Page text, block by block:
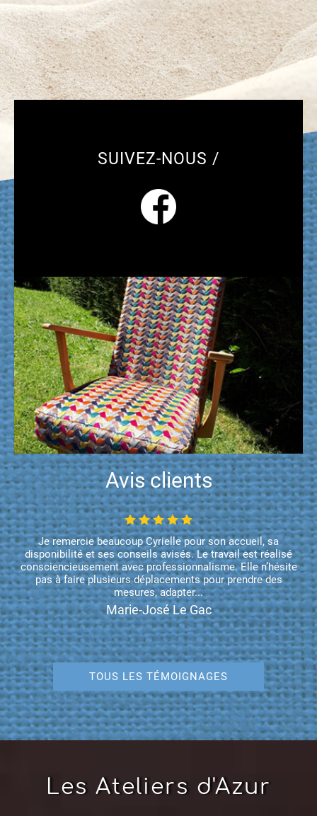
SUIVEZ-NOUS /
Avis clients
Je remercie beaucoup Cyrielle pour son accueil, sa
disponibilité et ses conseils avisés. Le travail est réalisé
consciencieusement avec professionnalisme. Elle n’hésite
pas à faire plusieurs déplacements pour prendre des
mesures, adapter...
Marie-José Le Gac
TOUS LES TÉMOIGNAGES
Les Ateliers d'Azur